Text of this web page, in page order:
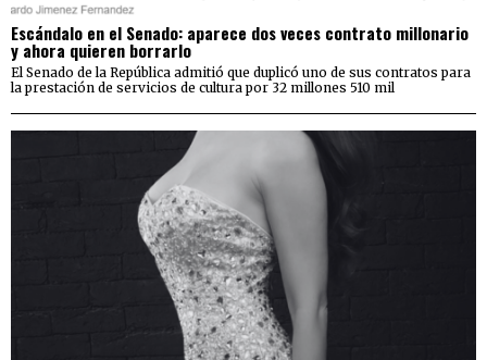
Escándalo en el Senado: aparece dos veces contrato millonario
y ahora quieren borrarlo
El Senado de la República admitió que duplicó uno de sus contratos para
la prestación de servicios de cultura por 32 millones 510 mil